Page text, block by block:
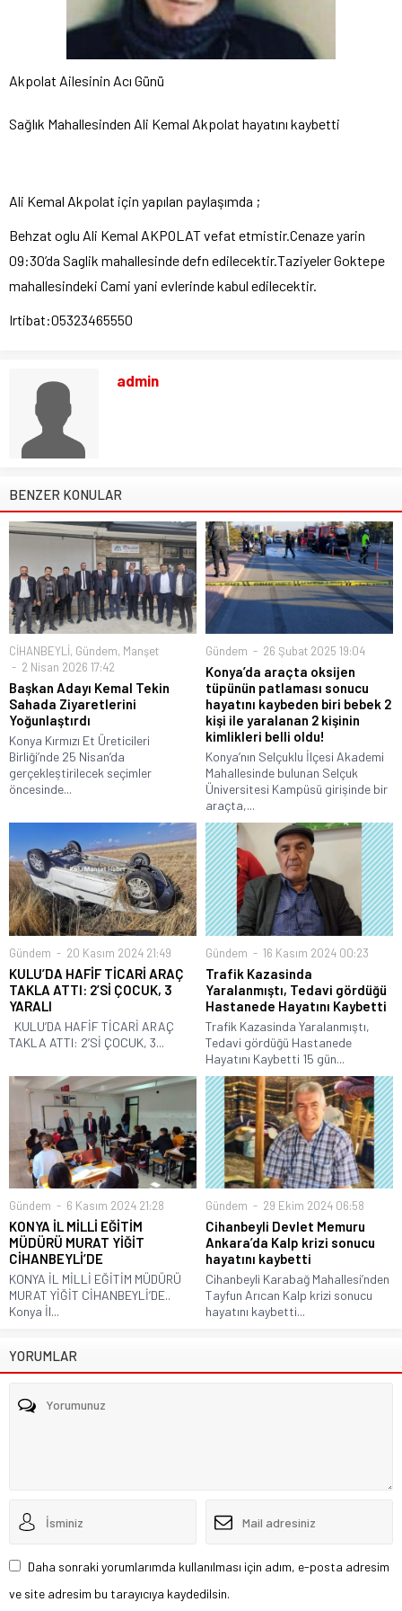
Akpolat Ailesinin Acı Günü
Sağlık Mahallesinden Ali Kemal Akpolat hayatını kaybetti
Ali Kemal Akpolat için yapılan paylaşımda ;
Behzat oglu Ali Kemal AKPOLAT vefat etmistir.Cenaze yarin
09:30’da Saglik mahallesinde defn edilecektir.Taziyeler Goktepe
mahallesindeki Cami yani evlerinde kabul edilecektir.
Irtibat:05323465550
admin
BENZER KONULAR
CİHANBEYLİ, Gündem, Manşet
2 Nisan 2026 17:42
Başkan Adayı Kemal Tekin
Sahada Ziyaretlerini
Yoğunlaştırdı
Konya Kırmızı Et Üreticileri
Birliği’nde 25 Nisan’da
gerçekleştirilecek seçimler
öncesinde...
Gündem 26 Şubat 2025 19:04
Konya’da araçta oksijen
tüpünün patlaması sonucu
hayatını kaybeden biri bebek 2
kişi ile yaralanan 2 kişinin
kimlikleri belli oldu!
Konya’nın Selçuklu İlçesi Akademi
Mahallesinde bulunan Selçuk
Üniversitesi Kampüsü girişinde bir
araçta,...
Gündem 20 Kasım 2024 21:49
KULU’DA HAFİF TİCARİ ARAÇ
TAKLA ATTI: 2’Sİ ÇOCUK, 3
YARALI
KULU’DA HAFİF TİCARİ ARAÇ
TAKLA ATTI: 2’Sİ ÇOCUK, 3...
Gündem 16 Kasım 2024 00:23
Trafik Kazasinda
Yaralanmıştı, Tedavi gördüğü
Hastanede Hayatını Kaybetti
Trafik Kazasinda Yaralanmıştı,
Tedavi gördüğü Hastanede
Hayatını Kaybetti 15 gün...
Gündem 6 Kasım 2024 21:28
KONYA İL MİLLİ EĞİTİM
MÜDÜRÜ MURAT YİĞİT
CİHANBEYLİ’DE
KONYA İL MİLLİ EĞİTİM MÜDÜRÜ
MURAT YİĞİT CİHANBEYLİ’DE..
Konya İl...
Gündem 29 Ekim 2024 06:58
Cihanbeyli Devlet Memuru
Ankara’da Kalp krizi sonucu
hayatını kaybetti
Cihanbeyli Karabağ Mahallesi’nden
Tayfun Arıcan Kalp krizi sonucu
hayatını kaybetti...
YORUMLAR
Daha sonraki yorumlarımda kullanılması için adım, e-posta adresim
ve site adresim bu tarayıcıya kaydedilsin.